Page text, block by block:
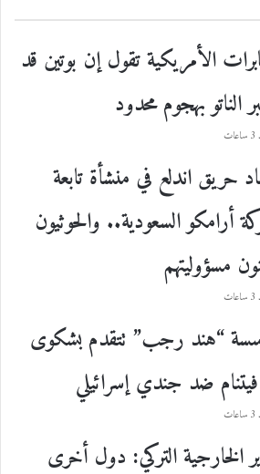
الأمريكية تقول إن بوتين قد
الناتو بهجوم محدود
حريق اندلع في منشأة تابعة
أرامكو السعودية.. والحوثيون
مسؤوليتهم
“هند رجب” تتقدم بشكوى
ضد جندي إسرائيلي
الخارجية التركي: دول أخرى